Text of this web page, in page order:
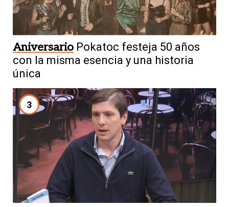
Aniversario Pokatoc festeja 50 años
con la misma esencia y una historia
única
3